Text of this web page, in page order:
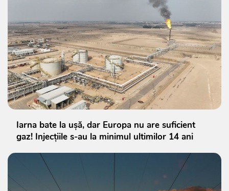
Iarna bate la ușă, dar Europa nu are suficient
gaz! Injecțiile s-au la minimul ultimilor 14 ani